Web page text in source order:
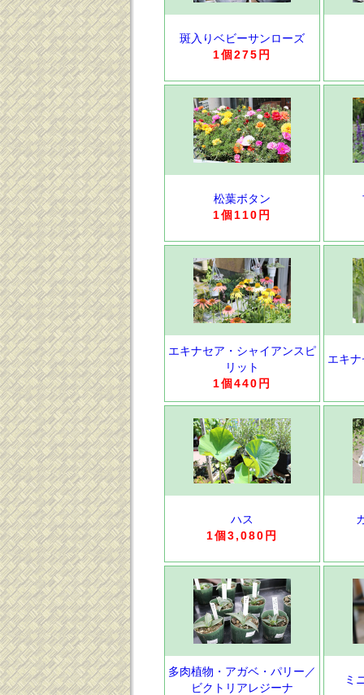
斑入りベビーサンローズ
1個275円
松葉ボタン
1個110円
エキナセア・シャイアンスピ
リット
1個440円
エキ
ハス
1個3,080円
多肉植物・アガベ・パリー／
ビクトリアレジーナ
ミ